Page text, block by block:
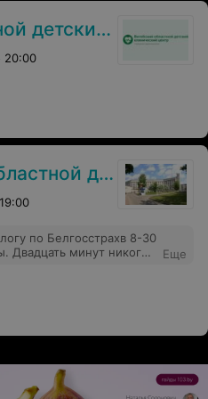
центр
20:00
центр
по Белгосстрахв 8-30
Двадцать минут никого
времени не начинался).
человека. Я попала к
Еще